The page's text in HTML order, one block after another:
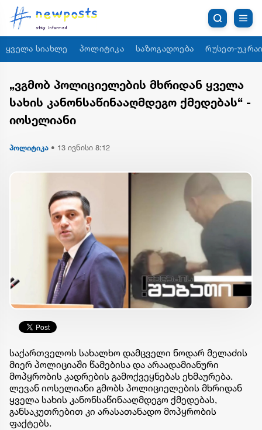
ყველა სიახლე პოლიტიკა საზოგადოება რუსეთ-
„ვგმობ პოლიციელების მხრიდან ყველა
სახის კანონსაწინააღმდეგო ქმედებას“ -
იოსელიანი
პოლიტიკა • 13 ივნისი 8:12
საქართველოს სახალხო დამცველი ნოდარ მელაძის
მიერ პოლიციაში წამებისა და არაადამიანური
მოპყრობის კადრების გამოქვეყნებას ეხმაურება.
ლევან იოსელიანი გმობს პოლიციელების მხრიდან
ყველა სახის კანონსაწინააღმდეგო ქმედებას,
განსაკუთრებით კი არასათანადო მოპყრობის
ფაქტებს.